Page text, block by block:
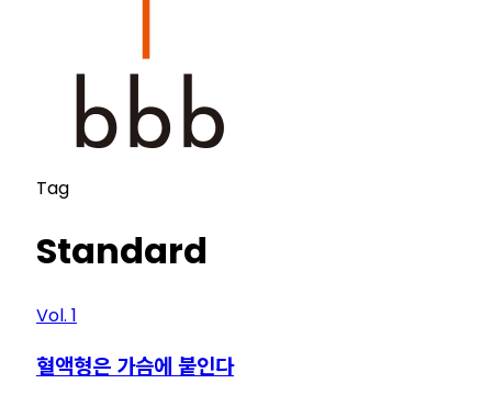
Tag
Standard
Vol. 1
혈액형은 가슴에 붙인다